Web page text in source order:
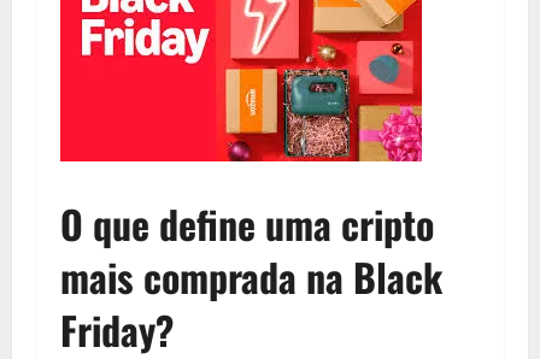
O que define uma cripto
mais comprada na Black
Friday?